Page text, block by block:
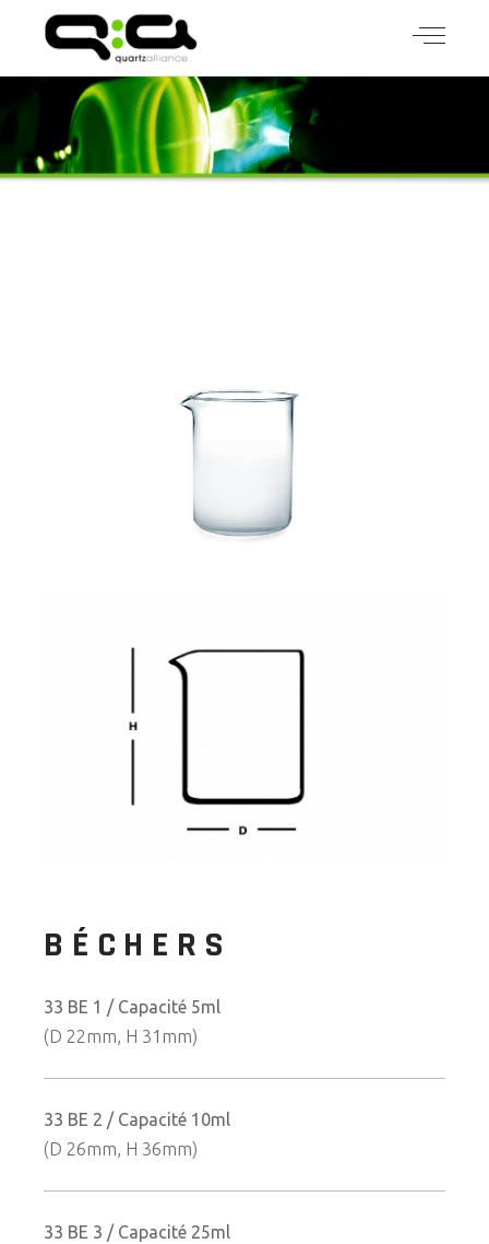
BÉCHERS
33 BE 1 / Capacité 5ml
(D 22mm, H 31mm)
33 BE 2 / Capacité 10ml
(D 26mm, H 36mm)
33 BE 3 / Capacité 25ml